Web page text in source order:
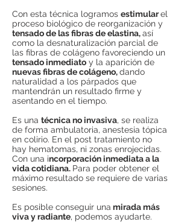
Con esta técnica logramos estimularel
proceso biológico de reorganización y
tensado de las fibras de elastina,así
como la desnaturalización parcial de
las fibras de colágeno favoreciendo un
tensado inmediato y la aparición de
nuevas fibras de colágeno,dando
naturalidad a los párpados que
mantendrán un resultado firme y
asentando en el tiempo.
Es una técnica no invasiva, se realiza
de forma ambulatoria, anestesia tópica
en colirio. En el post tratamiento no
hay hematomas, ni zonas enrojecidas.
Con una incorporación inmediata a la
vida cotidiana. Para poder obtener el
máximo resultado se requiere de varias
sesiones.
Es posible conseguir una mirada más
viva y radiante, podemos ayudarte.